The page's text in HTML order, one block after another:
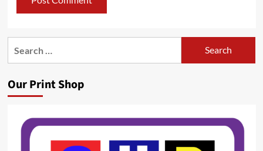
Our Print Shop